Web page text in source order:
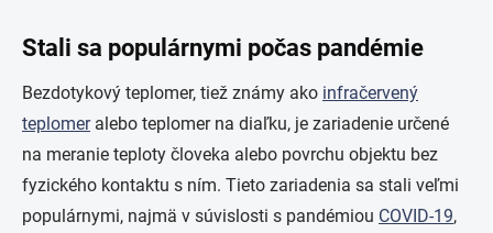
Stali sa populárnymi počas pandémie
Bezdotykový teplomer, tiež známy ako infračervený
teplomeralebo teplomer na diaľku, je zariadenie určené
na meranie teploty človeka alebo povrchu objektu bez
fyzického kontaktu s ním. Tieto zariadenia sa stali veľmi
populárnymi, najmä v súvislosti s pandémiou COVID-19,